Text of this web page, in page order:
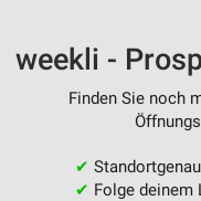
weekli -
Finden Sie noch
✔
✔ Folge deinem